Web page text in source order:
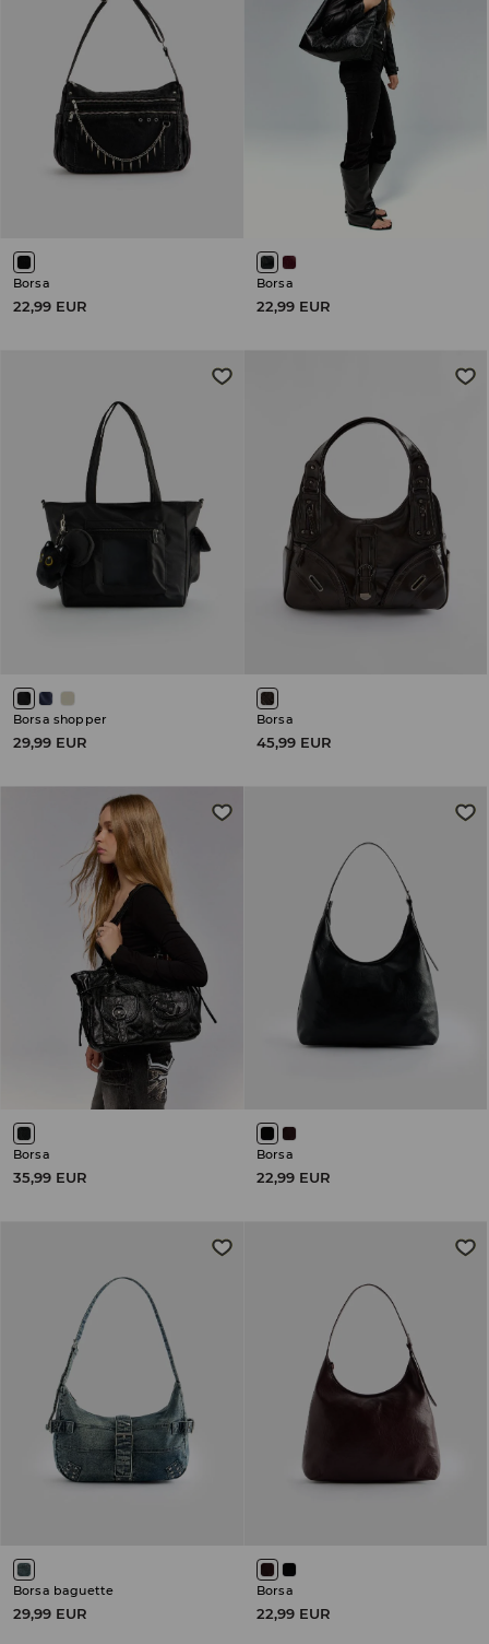
Borsa
22,99 EUR
Borsa
22,99 EUR
Borsa shopper
29,99 EUR
Borsa
45,99 EUR
Borsa
35,99 EUR
Borsa
22,99 EUR
Borsa baguette
29,99 EUR
Borsa
22,99 EUR